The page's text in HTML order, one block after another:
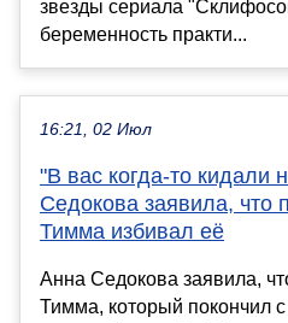
звезды сериала
беременность практи...
16:21, 02 Июл
"В вас когда-то кидали
Седокова заявила, что
Тимма избивал её
Анна Седокова заявила,
Тимма, который покончил